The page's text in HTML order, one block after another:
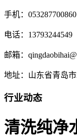
手机：053287700860
电话：13793244549
邮箱：
地址：山东省青岛
行业动态
清洗纯净